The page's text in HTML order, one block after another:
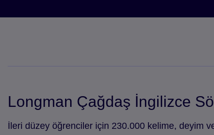
Longman Çağdaş İngilizce
İleri düzey öğrenciler için 230.000 kelime, deyim